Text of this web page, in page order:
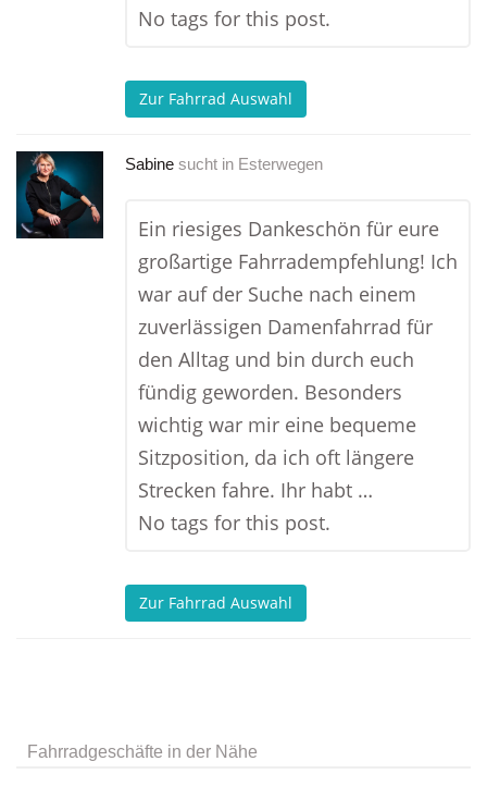
No tags for this post.
Zur Fahrrad Auswahl
Sabine sucht in Esterwegen
Ein riesiges Dankeschön für eure
großartige Fahrradempfehlung! Ich
war auf der Suche nach einem
zuverlässigen Damenfahrrad für
den Alltag und bin durch euch
fündig geworden. Besonders
wichtig war mir eine bequeme
Sitzposition, da ich oft längere
Strecken fahre. Ihr habt …
No tags for this post.
Zur Fahrrad Auswahl
Fahrradgeschäfte in der Nähe